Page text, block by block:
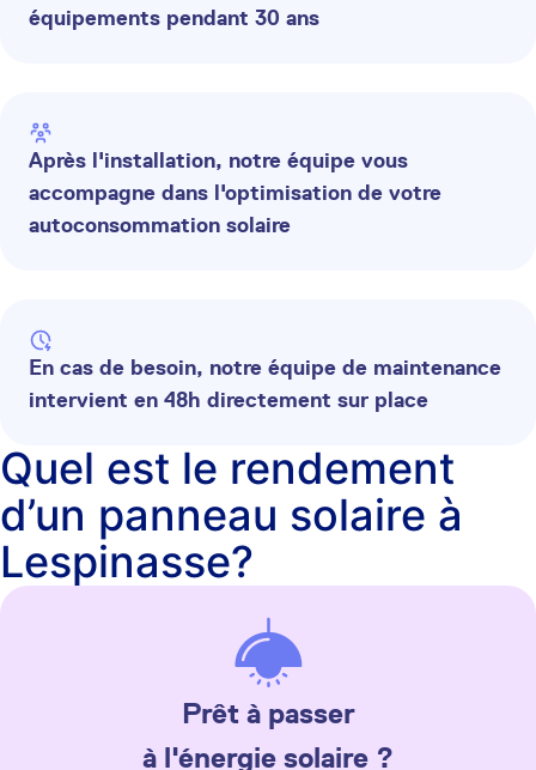
équipements pendant 30 ans
Après l'installation, notre équipe vous
accompagne dans l'optimisation de votre
autoconsommation solaire
En cas de besoin, notre équipe de maintenance
intervient en 48h directement sur place
Quel est le rendement
d’un panneau solaire à
Lespinasse?
Prêt à passer
à l'énergie solaire ?